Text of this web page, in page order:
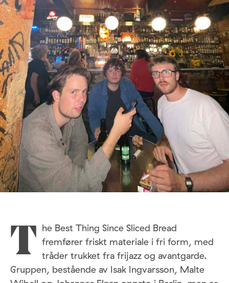
T he Best Thing Since Sliced Bread
fremfører friskt materiale i fri form, med
tråder trukket fra frijazz og avantgarde.
Gruppen, bestående av Isak Ingvarsson, Malte